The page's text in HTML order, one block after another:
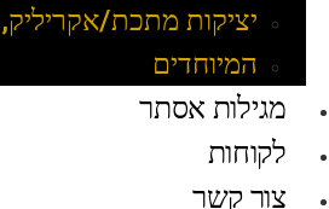
יציקות מתכת/
המיוחדים
מגילות אסתר
לקוחות
צור קשר